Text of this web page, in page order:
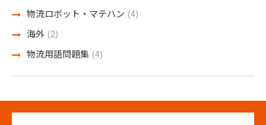
物流ロボット・マテハン (4)
海外 (2)
物流用語問題集 (4)